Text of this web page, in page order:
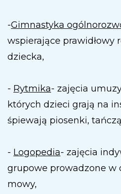
-Gimnastyka
wspierające prawidłowy
dziecka,
- Rytmika- zajęcia
których dzieci grają na
śpiewają piosenki,
- Logopedia- zajęcia
grupowe prowadzone w
mowy,